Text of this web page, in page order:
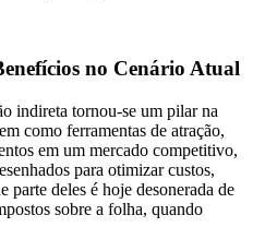
no Cenário Atual
indireta tornou-se um pilar na
como ferramentas de atração,
em um mercado competitivo,
para otimizar custos,
deles é hoje desonerada de
sobre a folha, quando